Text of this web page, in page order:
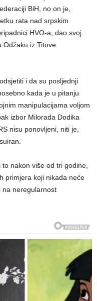
BiH, no on je,
rata nad srpskim
HVO-a, dao svoj
Odžaku iz Titove
i da su posljednji
kada je u pitanju
manipulacijama voljom
izbor Milorada Dodika
nisu ponovljeni, niti je,
nakon više od tri godine,
primjera koji nikada neće
na neregularnost